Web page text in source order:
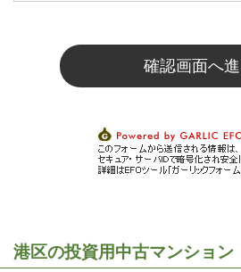
港区の投資用中古マンション